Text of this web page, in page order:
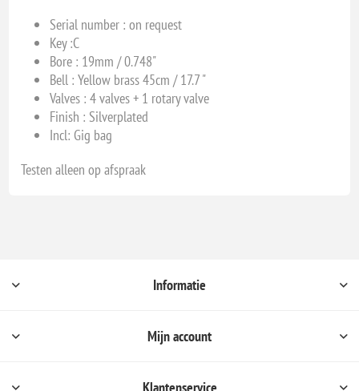
Serial number : on request
Key :C
Bore : 19mm / 0.748"
Bell : Yellow brass 45cm / 17.7 "
Valves : 4 valves + 1 rotary valve
Finish : Silverplated
Incl: Gig bag
Testen alleen op afspraak
Informatie
Mijn account